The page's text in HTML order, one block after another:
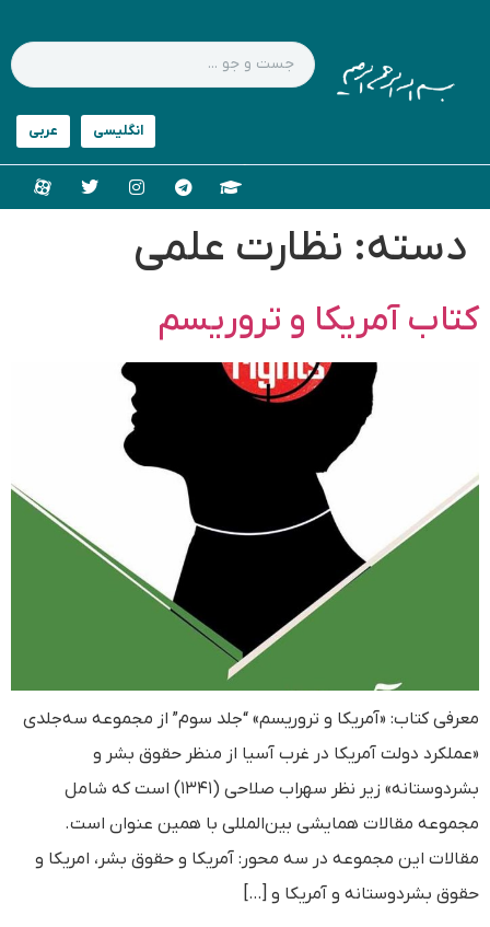
دسته: نظارت علمی
کتاب آمریکا و تروریسم
معرفی کتاب: «آمریکا و تروریسم» “جلد سوم” از مجموعه سه‌جلدی
«عملکرد دولت آمریکا در غرب آسیا از منظر حقوق بشر و
بشردوستانه» زیر نظر سهراب صلاحی (۱۳۴۱) است که شامل
مجموعه مقالات همایشی بین‌المللی با همین عنوان است.
مقالات این مجموعه در سه محور: آمریکا و حقوق بشر، امریکا و
حقوق بشردوستانه و آمریکا و […]